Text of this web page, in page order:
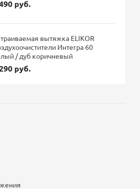
руб.
вытяжка ELIKOR
Интегра 60
/ дуб коричневый
руб.